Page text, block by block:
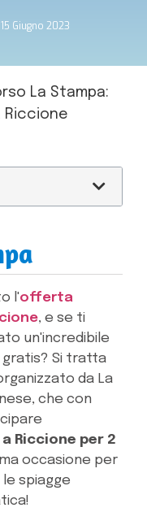
Giugno 2023
La Stampa:
Riccione
l'offerta
, e se ti
un'incredibile
Si tratta
da La
che con
Riccione per 2
occasione per
spiagge